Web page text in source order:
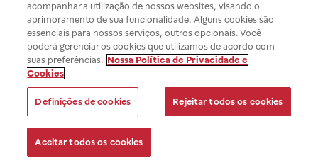
acompanhar a utilização de nossos websites, visando o
aprimoramento de sua funcionalidade. Alguns cookies são
essenciais para nossos serviços, outros opcionais. Você
poderá gerenciar os cookies que utilizamos de acordo com
suas preferências. Nossa Política de Privacidade e
Cookies
Definições de cookies Rejeitar todos os cookies
Aceitar todos os cookies